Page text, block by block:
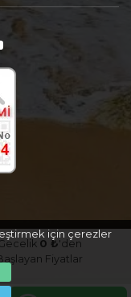
için çerezler
0 ₺'den
Fiyatlar